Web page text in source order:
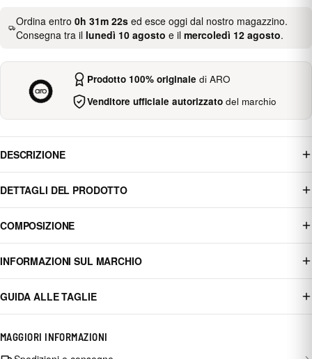
Ordina entro 0h 31m 22sed esce oggi dal nostro magazzino.
Consegna tra il lunedì 10 agosto e il mercoledì 12 agosto.
Prodotto 100% originale di ARO
Venditore ufficiale autorizzatodel marchio
DESCRIZIONE
DETTAGLI DEL PRODOTTO
COMPOSIZIONE
INFORMAZIONI SUL MARCHIO
GUIDA ALLE TAGLIE
MAGGIORI INFORMAZIONI